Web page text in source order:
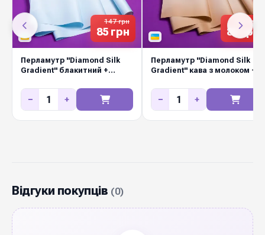
147 грн
85 грн
Перламутр "Diamond Silk
Gradient" блакитний +
− +
147 грн
85 грн
Перламутр "Diamond Silk
Gradient" кава з молоком +
− +
Відгуки покупців (0)